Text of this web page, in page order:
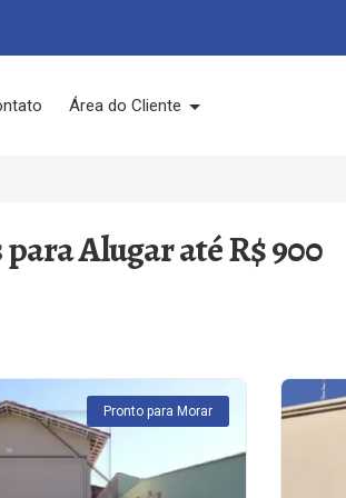
Área do Cliente
Alugar até R$ 900
Pronto para Morar